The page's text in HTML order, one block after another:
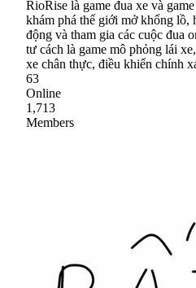
RioRise là game đua xe và
khám phá thế giới mở khổng lồ,
động và tham gia các cuộc đua
tư cách là game mô phỏng lái
xe chân thực, điều khiển chính
63
Online
1,713
Members